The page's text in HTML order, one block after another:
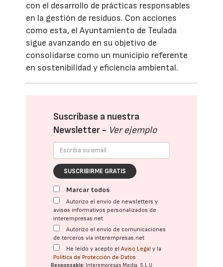
con el desarrollo de prácticas responsables
en la gestión de residuos. Con acciones
como esta, el Ayuntamiento de Teulada
sigue avanzando en su objetivo de
consolidarse como un municipio referente
en sostenibilidad y eficiencia ambiental.
Suscríbase a nuestra
Newsletter - Ver ejemplo
SUSCRIBIRME GRATIS
Marcar todos
Autorizo el envío de newsletters y
avisos informativos personalizados de
interempresas.net
Autorizo el envío de comunicaciones
de terceros vía interempresas.net
He leído y acepto elAviso Legal y la
Política de Protección de Datos
Responsable: Interempresas Media, S.L.U.